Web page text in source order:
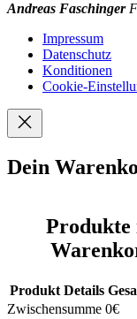
Andreas Faschinger
Impressum
Datenschutz
Konditionen
Cookie-
Dein
Produkte
Produkt Details
Zwischensumme 0€